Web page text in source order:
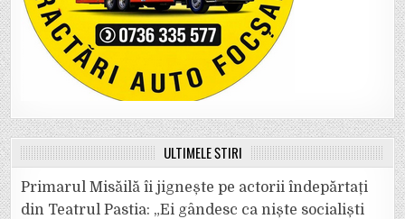
ULTIMELE ȘTIRI
Primarul Misăilă îi jignește pe actorii îndepărtați
din Teatrul Pastia: „Ei gândesc ca niște socialiști